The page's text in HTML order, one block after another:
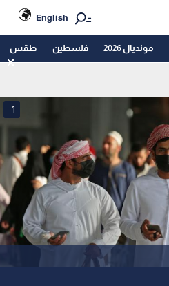
English
مونديال 2026 فلسطين طقس
1